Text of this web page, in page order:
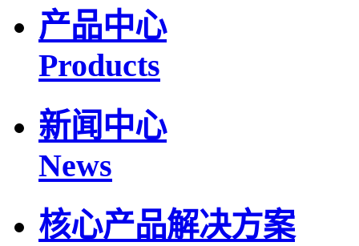
产品中心
Products
新闻中心
News
核心产品解决方案